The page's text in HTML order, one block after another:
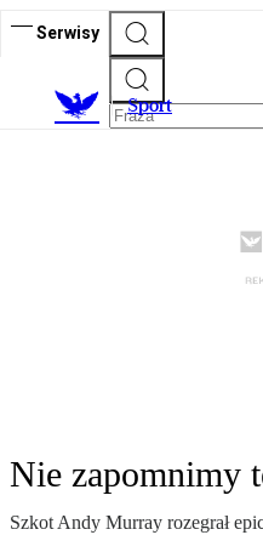
Serwisy
Sport
Nie zapomnimy
Szkot Andy Murray rozegrał